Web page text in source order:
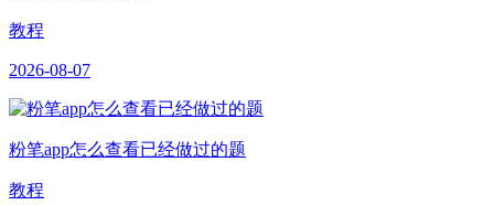
教程
2026-08-07
粉笔app怎么查看已经做过的题
教程